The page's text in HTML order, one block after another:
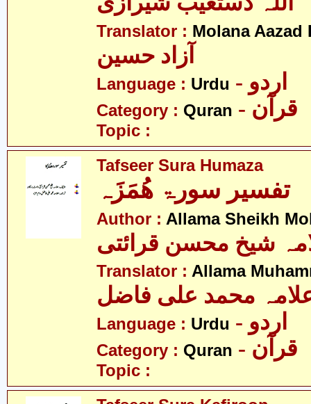
Translator : Molana Aazad
آزاد حسین
Language : Urdu - اردو
Category : Quran - قرآن
Topic :
Tafseer Sura Humaza
تفسیر سورۃ ھُمَزَہ
Author : Allama Sheikh
شیخ محسن قرائتی
Translator : Allama
محمد علی فاضل
Language : Urdu - اردو
Category : Quran - قرآن
Topic :